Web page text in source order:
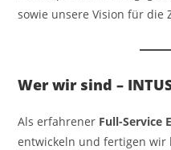
sowie unsere Vision für die
Wer wir sind –
Als erfahrener Full-Service
entwickeln und fertigen wir